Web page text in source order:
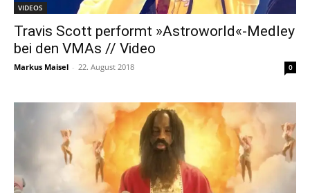
VIDEOS
Travis Scott performt »Astroworld«-Medley
bei den VMAs // Video
Markus Maisel - 22. August 2018 0